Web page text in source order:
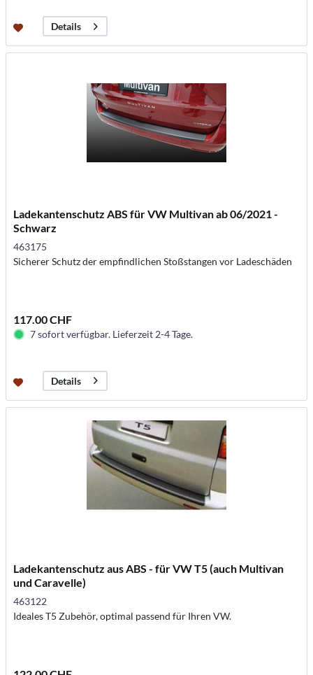
Details
Ladekantenschutz ABS für VW Multivan ab 06/2021 -
Schwarz
463175
Sicherer Schutz der empfindlichen Stoßstangen vor Ladeschäden
117.00 CHF
7 sofort verfügbar. Lieferzeit 2-4 Tage.
Details
Ladekantenschutz aus ABS - für VW T5 (auch Multivan
und Caravelle)
463122
Ideales T5 Zubehör, optimal passend für Ihren VW.